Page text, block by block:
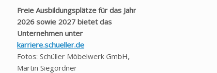
Freie Ausbildungsplätze für das Jahr
2026 sowie 2027 bietet das
Unternehmen unter
karriere.schueller.de
Fotos: Schüller Möbelwerk GmbH,
Martin Siegordner